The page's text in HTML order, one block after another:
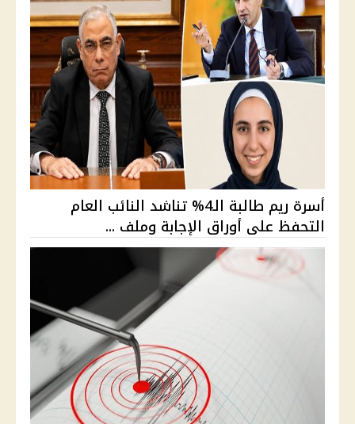
أسرة ريم طالبة الـ4% تناشد النائب العام
التحفظ على أوراق الإجابة وملف ...